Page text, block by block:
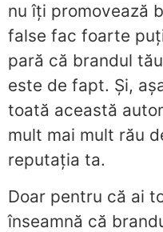
nu îți promovează
false fac foarte
pară că brandul
este de fapt. Și,
toată această
mult mai mult rău
reputația ta.
Doar pentru că ai
înseamnă că